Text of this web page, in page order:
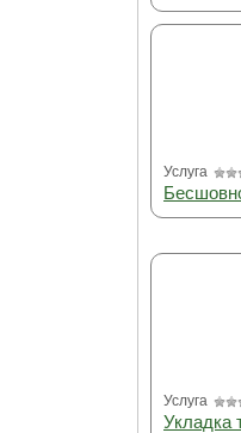
Услуга
Услуга
Укладка